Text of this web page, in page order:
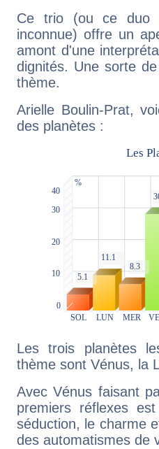
Ce trio (ou ce duo
inconnue) offre un
amont d'une
dignités. Une sorte
thème.
Arielle Boulin-Prat,
des planètes :
Les trois planètes
thème sont Vénus, la
Avec Vénus faisant
premiers réflexes
séduction, le charme
des automatismes de